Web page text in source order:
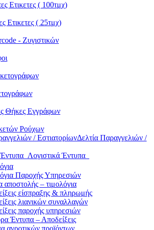
Ετικετες ( 100τμχ)
Ετικετες ( 25τμχ)
- Ζυγιστικών
Θήκες Εγγράφων
Ρούχων
Δελτία Παραγγελιών /
Λογιστικά Έντυπα
Παροχής Υπηρεσιών
αποστολής – τιμολόγια
είσπραξης & πληρωμής
λιανικών συναλλαγών
παροχής υπηρεσιών
Έντυπα – Αποδείξεις
αγροτικών προϊόντων